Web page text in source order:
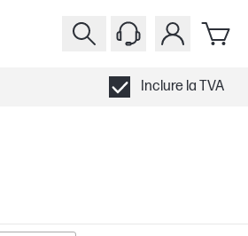
Inclure la TVA